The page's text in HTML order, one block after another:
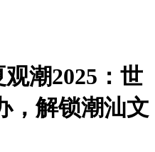
潮2025：世
，解锁潮汕文